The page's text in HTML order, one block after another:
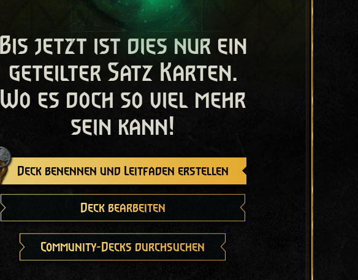
Bis jetzt ist dies nur ein
geteilter Satz Karten.
Wo es doch so viel mehr
sein kann!
Deck benennen und Leitfaden erstellen
Deck bearbeiten
Community-Decks durchsuchen